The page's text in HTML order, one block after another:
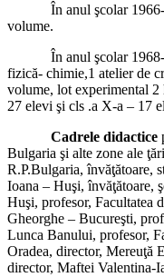
În anul şcolar 1966-
volume.
În anul şcolar 1968-
fizică- chimie,1 atelier de
volume, lot experimental 2
27 elevi şi cls .a X-a – 17
Cadrele didactice
Bulgaria şi alte zone ale
R.P.Bulgaria, învăţătoare,
Ioana – Huşi, învăţătoare,
Huşi, profesor, Facultatea
Gheorghe – Bucureşti,
Lunca Banului, profesor,
Oradea, director, Mereuţă
director, Maftei Valentina-